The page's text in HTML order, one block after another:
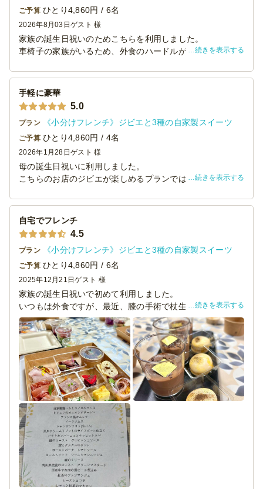
ご予算 ひとり4,860円 / 6名
2026年8月03日 ゲスト 様
家族の誕生日祝いのためこちらを利用しました。
車椅子の家族がいるため、外食のハードルが高い環境下の
見た目がオシャレなことはもちろん、お味も美味しく大変
満足です。
また、利用したいと思います。
続きを表示する
手軽に豪華
5.0
プラン 《小分けフレンチ》ジビエと3種の自家製スイーツ
ご予算 ひとり4,860円 / 4名
2026年1月28日 ゲスト 様
母の誕生日祝いに利用しました。
こちらのお店のジビエが楽しめるプランでは、色んなもの
ものでの特別感まで得られるにも関わらず、他店に比べて
も家族4名分にオプションのローストビーフを一つ加えるだ
けで最低価格を満たすことができ、予算的にも満足です。
続きを表示する
自宅でフレンチ
4.5
プラン 《小分けフレンチ》ジビエと3種の自家製スイーツ
ご予算 ひとり4,860円 / 6名
2025年12月21日ゲスト 様
家族の誕生日祝いで初めて利用しました。
いつもは外食ですが、最近、膝の手術で杖生活になった母
がおり、自宅でゆっくりお祝いしようということで探しま
した。
時間通りに届けていただき、箱を開けたら、素敵な料理が
これでもかと、品数豊富でまず目で見てテンション上がり
ました。
年寄りや、女子はちょっとずつ色々がとてもありがたいで
す。
自宅でこのレベルのお料理が食べられるのかと大満足でし
た。
一点だけ難があるとすれば、お品書き一枚しかなく、何が
どれかというのを各自が判断しづらかったのでした。品数
が多いからなので贅沢な不満かもしれません。お店の紹介
カードが、人数分あったのでお品書きも人数分あったら良
かったなと思いました。
続きを表示する